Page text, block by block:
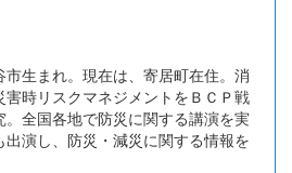
生まれ。現在は、寄居町在住。消
時リスクマネジメントをＢＣＰ戦
全国各地で防災に関する講演を実
演し、防災・減災に関する情報を